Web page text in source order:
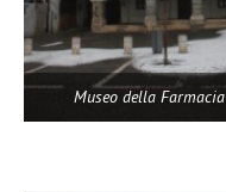
Museo della Farmacia